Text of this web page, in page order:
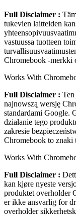
Full Disclaimer :
tukevien laitteiden
vastuussa tuotteen
Chromebook ‑merkki
Works With
Full Disclaimer : Ten
najnowszą wersję
standardami Google.
działanie tego
zakresie
Chromebook to
Works With
Full Disclaimer :
kan kjøre nyeste
produktet overholder
er ikke ansvarlig for
overholder